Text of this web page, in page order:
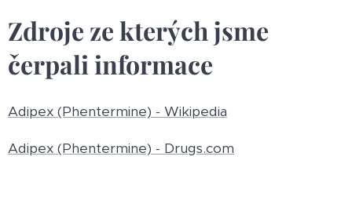
Zdroje ze kterých jsme
čerpali informace
Adipex (Phentermine) - Wikipedia
Adipex (Phentermine) - Drugs.com